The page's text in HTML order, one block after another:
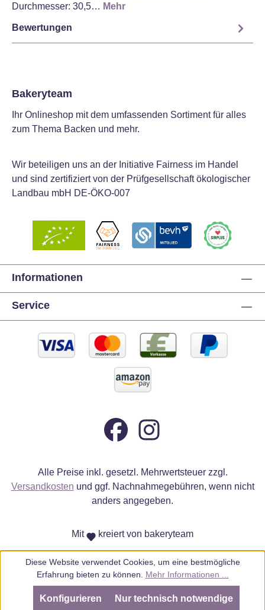
Durchmesser: 30,5… Mehr
Bewertungen
Bakeryteam
Ihr Onlineshop mit dem umfassenden Sortiment für alles
zum Thema Backen und mehr.
Wir beteiligen uns an der Initiative Fairness im Handel
und sind zertifiziert von der Prüfgesellschaft ökologischer
Landbau mbH DE-ÖKO-007
Informationen
Service
Alle Preise inkl. gesetzl. Mehrwertsteuer zzgl.
Versandkosten und ggf. Nachnahmegebühren, wenn nicht
anders angegeben.
Mit kreiert von bakeryteam
Diese Website verwendet Cookies, um eine bestmögliche
Erfahrung bieten zu können. Mehr Informationen ...
Nur technisch notwendige
Konfigurieren